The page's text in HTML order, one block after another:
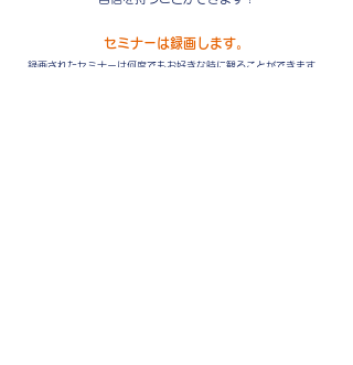
セミナーは録画します。
録画されたセミナーは何度でもお好きな時に観ることができます。